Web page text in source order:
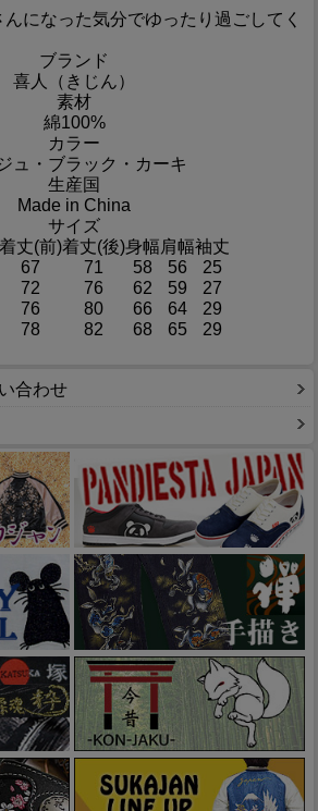
になった気分でゆったり過ごしてく
ブランド
喜人（きじん）
素材
綿100%
カラー
ュ・ブラック・カーキ
生産国
Made in China
サイズ
着丈(前)着丈(後)身幅肩幅袖丈
67 71 58 56
25
72 76 62 59
27
76 80 66 64
29
78 82 68 65 29
合わせ